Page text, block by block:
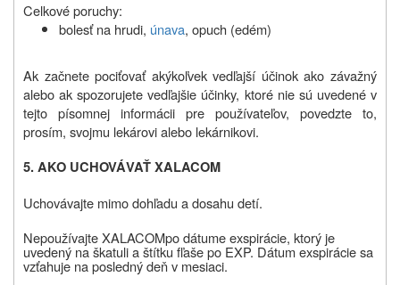
Celkové poruchy:
bolesť na hrudi, únava, opuch (edém)
Ak začnete pociťovať akýkoľvek vedľajší účinok ako závažný
alebo ak spozorujete vedľajšie účinky, ktoré nie sú uvedené v
tejto písomnej informácii pre používateľov, povedzte to,
prosím, svojmu lekárovi alebo lekárnikovi.
5. AKO UCHOVÁVAŤXALACOM
Uchovávajte mimo dohľadu a dosahu detí.
NepoužívajteXALACOMpo dátume exspirácie, ktorý je
uvedený na škatuli a štítku fľaše po EXP. Dátum exspirácie sa
vzťahuje na posledný deň v mesiaci.